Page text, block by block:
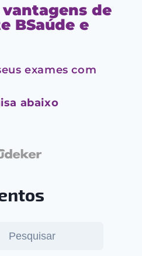
de
BSaúde e
exames com
abaixo